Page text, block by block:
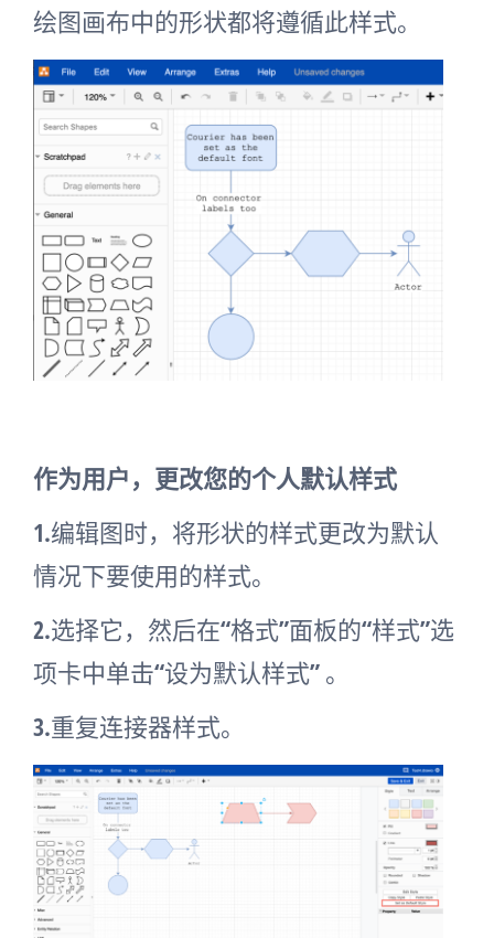
绘图画布中的形状都将遵循此样式。
作为用户，更改您的个人默认样式
1.编辑图时，将形状的样式更改为默认
情况下要使用的样式。
2.选择它，然后在“格式”面板的“样式”选
项卡中单击“设为默认样式” 。
3.重复连接器样式。